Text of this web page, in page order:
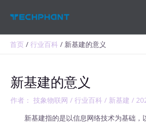
首页 行业百科 新基建的意义
新基建的意义
作者： 技象物联网/行业百科 / 新基建 /
新基建指的是以信息网络技术为基础，